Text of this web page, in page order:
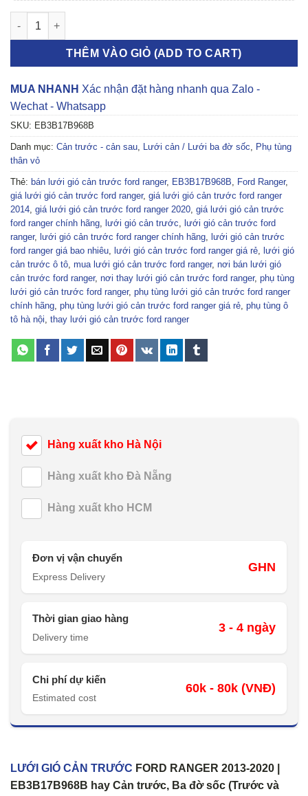
LƯỚI GIÓ CẢN TRƯỚC FORD RANGER 2013-2020 |
THÊM VÀO GIỎ (ADD TO CART)
MUA NHANH Xác nhận đặt hàng nhanh qua Zalo -
Wechat - Whatsapp
SKU: EB3B17B968B
Danh mục: Cản trước - cản sau, Lưới cản / Lưới ba đờ sốc, Phụ tùng
thân vỏ
Thẻ: bán lưới gió cản trước ford ranger, EB3B17B968B, Ford Ranger,
giá lưới gió cản trước ford ranger, giá lưới gió cản trước ford ranger
2014, giá lưới gió cản trước ford ranger 2020, giá lưới gió cản trước
ford ranger chính hãng, lưới gió cản trước, lưới gió cản trước ford
ranger, lưới gió cản trước ford ranger chính hãng, lưới gió cản trước
ford ranger giá bao nhiêu, lưới gió cản trước ford ranger giá rẻ, lưới gió
cản trước ô tô, mua lưới gió cản trước ford ranger, nơi bán lưới gió
cản trước ford ranger, nơi thay lưới gió cản trước ford ranger, phụ tùng
lưới gió cản trước ford ranger, phụ tùng lưới gió cản trước ford ranger
chính hãng, phụ tùng lưới gió cản trước ford ranger giá rẻ, phụ tùng ô
tô hà nội, thay lưới gió cản trước ford ranger
Hàng xuất kho Hà Nội
Hàng xuất kho Đà Nẵng
Hàng xuất kho HCM
Đơn vị vận chuyển
Express Delivery
GHN
Thời gian giao hàng
Delivery time
3 - 4 ngày
Chi phí dự kiến
Estimated cost
60k - 80k (VNĐ)
LƯỚI GIÓ CẢN TRƯỚC FORD RANGER 2013-2020 |
EB3B17B968B hay Cản trước, Ba đờ sốc (Trước và